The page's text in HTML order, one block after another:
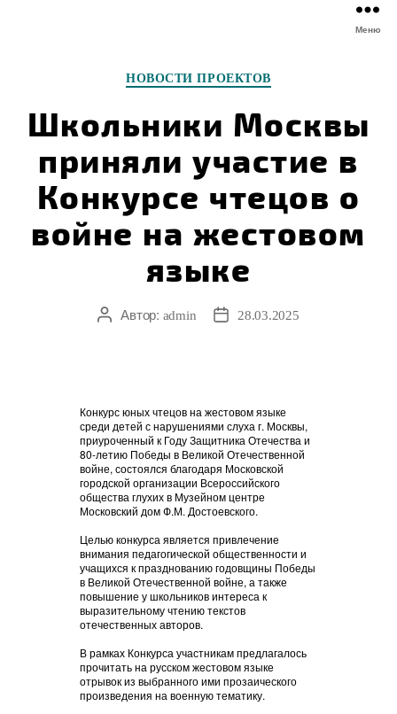
Меню
Рубрики
НОВОСТИ ПРОЕКТОВ
Школьники Москвы
приняли участие в
Конкурсе чтецов о
войне на жестовом
языке
АвторАвтор: admin
Дата28.03.2025
Конкурс юных чтецов на жестовом языке
среди детей с нарушениями слуха г. Москвы,
приуроченный к Году Защитника Отечества и
80-летию Победы в Великой Отечественной
войне, состоялся благодаря Московской
городской организации Всероссийского
общества глухих в Музейном центре
Московский дом Ф.М. Достоевского.
Целью конкурса является привлечение
внимания педагогической общественности и
учащихся к празднованию годовщины Победы
в Великой Отечественной войне, а также
повышение у школьников интереса к
выразительному чтению текстов
отечественных авторов.
В рамках Конкурса участникам предлагалось
прочитать на русском жестовом языке
отрывок из выбранного ими прозаического
произведения на военную тематику.